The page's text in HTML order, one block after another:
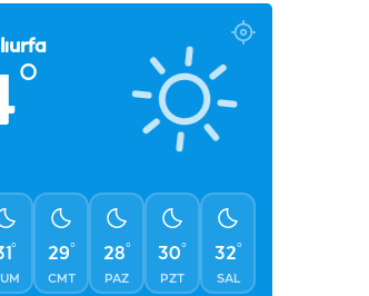
°
° 29°
CMT
28°
PAZ
30°
PZT
32°
SAL